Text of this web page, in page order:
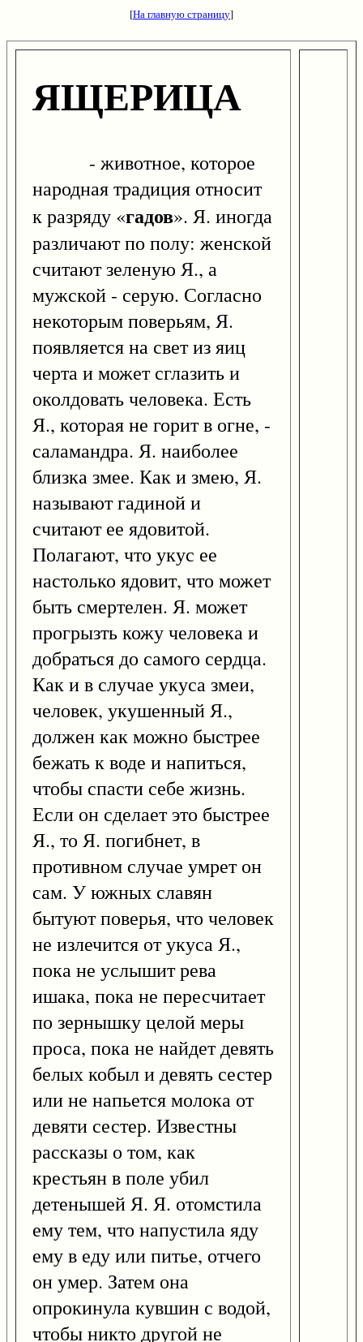
[На главную страницу]
ЯЩЕРИЦА
- животное, которое
народная традиция относит
к разряду «гадов». Я. иногда
различают по полу: женской
считают зеленую Я., а
мужской - серую. Согласно
некоторым поверьям, Я.
появляется на свет из яиц
черта и может сглазить и
околдовать человека. Есть
Я., которая не горит в огне, -
саламандра. Я. наиболее
близка змее. Как и змею, Я.
называют гадиной и
считают ее ядовитой.
Полагают, что укус ее
настолько ядовит, что может
быть смертелен. Я. может
прогрызть кожу человека и
добраться до самого сердца.
Как и в случае укуса змеи,
человек, укушенный Я.,
должен как можно быстрее
бежать к воде и напиться,
чтобы спасти себе жизнь.
Если он сделает это быстрее
Я., то Я. погибнет, в
противном случае умрет он
сам. У южных славян
бытуют поверья, что человек
не излечится от укуса Я.,
пока не услышит рева
ишака, пока не пересчитает
по зернышку целой меры
проса, пока не найдет девять
белых кобыл и девять сестер
или не напьется молока от
девяти сестер. Известны
рассказы о том, как
крестьян в поле убил
детенышей Я. Я. отомстила
ему тем, что напустила яду
ему в еду или питье, отчего
он умер. Затем она
опрокинула кувшин с водой,
чтобы никто другой не